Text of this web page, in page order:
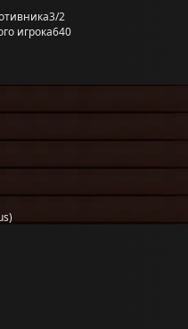
3/2
игрока640